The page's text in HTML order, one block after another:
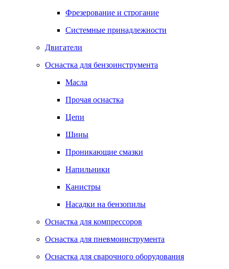
Фрезерование и строгание
Системные принадлежности
Двигатели
Оснастка для бензоинструмента
Масла
Прочая оснастка
Цепи
Шины
Проникающие смазки
Напильники
Канистры
Насадки на бензопилы
Оснастка для компрессоров
Оснастка для пневмоинструмента
Оснастка для сварочного оборудования